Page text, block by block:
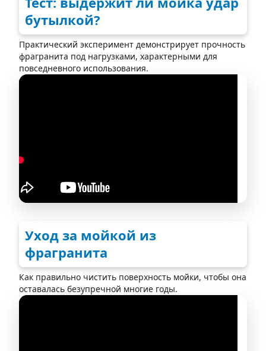
бутылкой?
Практический эксперимент демонстрирует прочность
фрагранита под нагрузками, характерными для
повседневного использования.
Уход за мойкой из
фрагранита
Как правильно чистить поверхность мойки, чтобы она
оставалась безупречной многие годы.